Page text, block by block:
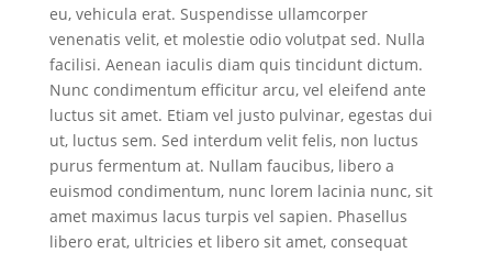
eu, vehicula erat. Suspendisse ullamcorper
venenatis velit, et molestie odio volutpat sed. Nulla
facilisi. Aenean iaculis diam quis tincidunt dictum.
Nunc condimentum efficitur arcu, vel eleifend ante
luctus sit amet. Etiam vel justo pulvinar, egestas dui
ut, luctus sem. Sed interdum velit felis, non luctus
purus fermentum at. Nullam faucibus, libero a
euismod condimentum, nunc lorem lacinia nunc, sit
amet maximus lacus turpis vel sapien. Phasellus
libero erat, ultricies et libero sit amet, consequat